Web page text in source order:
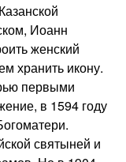
Иоанн
женский
хранить икону.
первыми
в 1594 году
святыней и